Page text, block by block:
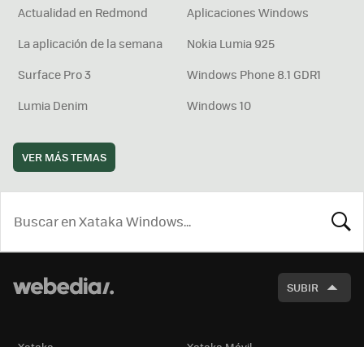
Actualidad en Redmond
Aplicaciones Windows
La aplicación de la semana
Nokia Lumia 925
Surface Pro 3
Windows Phone 8.1 GDR1
Lumia Denim
Windows 10
VER MÁS TEMAS
SUBIR